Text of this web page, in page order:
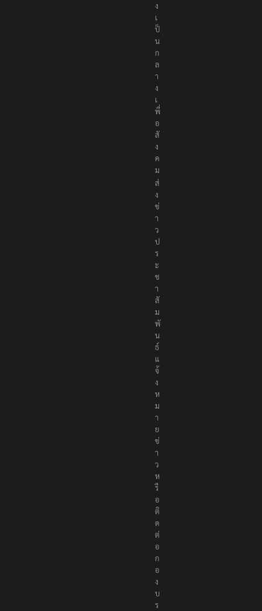
ง
เ
ป็
น
ก
ล
า
ง
เ
พื่
อ
สั
ง
ค
ม
ส่
ง
ข่
า
ว
ป
ร
ะ
ช
า
สั
ม
พั
น
ธ์
แ
จ้
ง
ห
ม
า
ย
ข่
า
ว
ห
รื
อ
ติ
ด
ต่
อ
ก
อ
ง
บ
ร